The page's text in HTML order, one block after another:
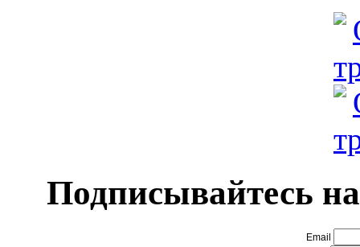
Подписывайтесь
Email